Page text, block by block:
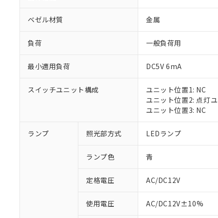
ベゼル材質 金属
負荷 一般負荷用
最小適用負荷 DC5V 6mA
スイッチユニット構成
ユニット位置1: NC
ユニット位置2: 点灯
ユニット位置3: NC
ランプ 照光部方式 LEDランプ
ランプ色 青
定格電圧 AC/DC12V
使用電圧 AC/DC12V±10%
ご利用条件
※1 対応状況
調査・確認中：
非該当品：ライセ
仕入先様の事情に
があります。
※1 中国